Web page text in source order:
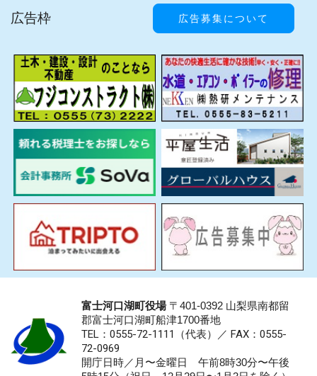
広告枠 広告募集について
富士河口湖町役場〒401-0392 山梨県南都留
郡富士河口湖町船津1700番地
TEL：0555-72-1111 （代表）／ FAX：0555-
72-0969
開庁日時／月〜金曜日 午前8時30分〜午後